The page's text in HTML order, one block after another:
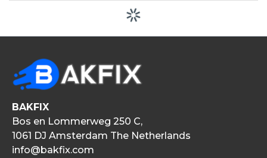
BAKFIX
Bos en Lommerweg 250 C,
1061 DJ Amsterdam The Netherlands
info@bakfix.com